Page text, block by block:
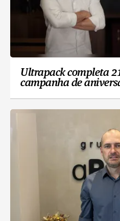
Ultrapack completa
campanha de